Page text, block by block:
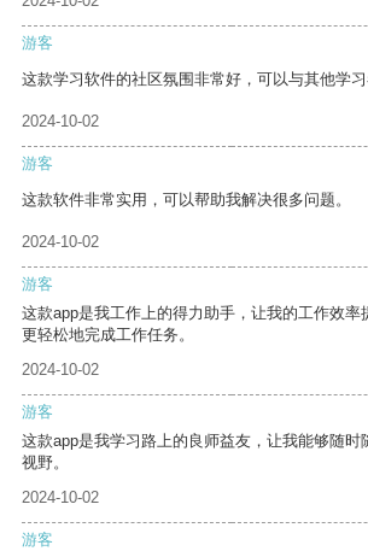
游客
这款学习软件的社区氛围非常好，可以与其他学习
2024-10-02
游客
这款软件非常实用，可以帮助我解决很多问题。
2024-10-02
游客
这款app是我工作上的得力助手，让我的工作效率
更轻松地完成工作任务。
2024-10-02
游客
这款app是我学习路上的良师益友，让我能够随时
视野。
2024-10-02
游客